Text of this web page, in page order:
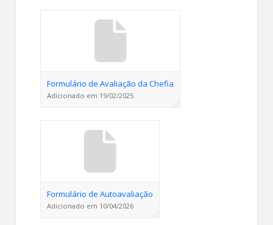
Formulário de Avaliação da Chefia
Adicionado em 19/02/2025
Formulário de Autoavaliação
Adicionado em 10/04/2026